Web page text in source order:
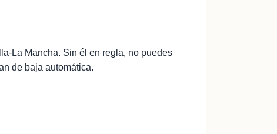
La Mancha. Sin él en regla, no puedes
de baja automática.